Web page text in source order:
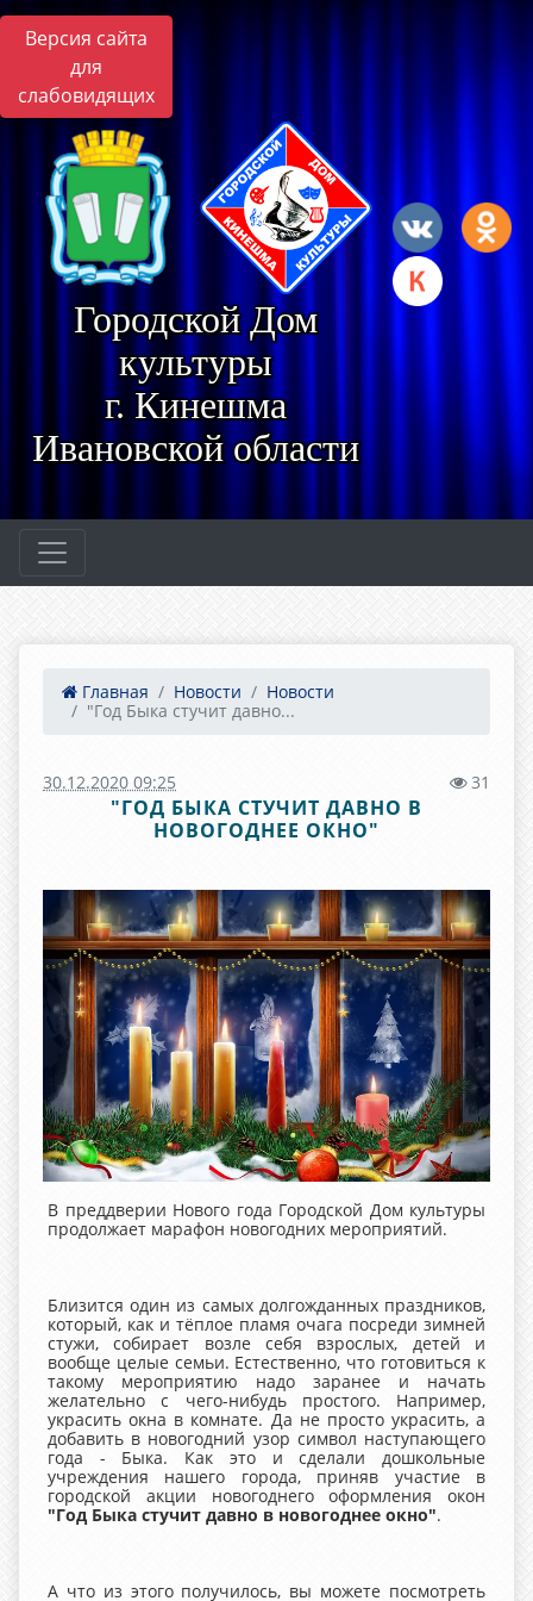
Версия сайта
для
слабовидящих
Городской Дом
культуры
г. Кинешма
Ивановской области
Главная Новости
Новости
"Год Быка стучит давно...
30.12.2020 09:25 31
"ГОД БЫКА СТУЧИТ ДАВНО В
НОВОГОДНЕЕ ОКНО"
В преддверии Нового года Городской Дом культуры
продолжает марафон новогодних мероприятий.
Близится один из самых долгожданных праздников,
который, как и тёплое пламя очага посреди зимней
стужи, собирает возле себя взрослых, детей и
вообще целые семьи. Естественно, что готовиться к
такому мероприятию надо заранее и начать
желательно с чего-нибудь простого. Например,
украсить окна в комнате. Да не просто украсить, а
добавить в новогодний узор символ наступающего
года - Быка. Как это и сделали дошкольные
учреждения нашего города, приняв участие в
городской акции новогоднего оформления окон
"Год Быка стучит давно в новогоднее окно".
А что из этого получилось, вы можете посмотреть